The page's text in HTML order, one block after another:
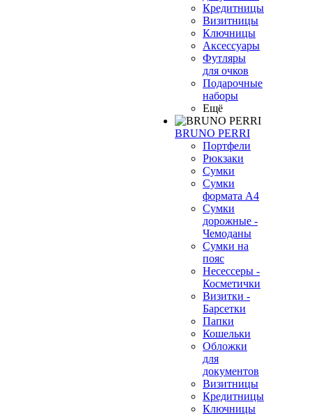
Кредитницы
Визитницы
Ключницы
Аксессуары
Футляры
для очков
Подарочные
наборы
Ещё
BRUNO PERRI
Портфели
Рюкзаки
Сумки
Сумки
формата А4
Сумки
дорожные -
Чемоданы
Сумки на
пояс
Несессеры -
Косметички
Визитки -
Барсетки
Папки
Кошельки
Обложки
для
документов
Визитницы
Кредитницы
Ключницы